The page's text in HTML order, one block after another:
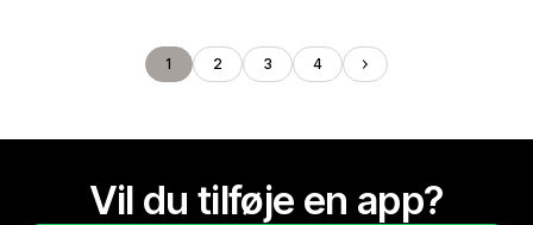
1 2 3 4
Vil du tilføje en app?